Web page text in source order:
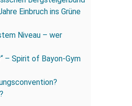
Einbruch ins Grüne
Niveau – wer
– Spirit of Bayon-Gym